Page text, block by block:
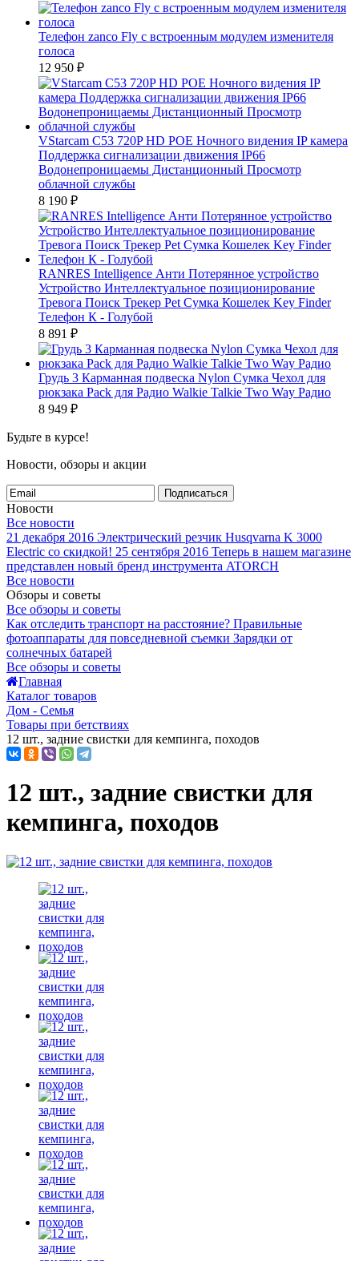
Телефон zanco Fly с встроенным модулем изменителя
голоса
12 950 ₽
VStarcam C53 720P HD POE Ночного видения IP камера
Поддержка сигнализации движения IP66
Водонепроницаемы Дистанционный Просмотр
облачной службы
8 190 ₽
RANRES Intelligence Анти Потерянное устройство
Устройство Интеллектуальное позиционирование
Тревога Поиск Трекер Pet Сумка Кошелек Key Finder
Телефон К - Голубой
8 891 ₽
Грудь 3 Карманная подвеска Nylon Сумка Чехол для
рюкзака Pack для Радио Walkie Talkie Two Way Радио
8 949 ₽
Будьте в курсе!
Новости, обзоры и акции
Подписаться
Новости
Все новости
21 декабря 2016 Электрический резчик Husqvarna K 3000
Electric со скидкой! 25 сентября 2016 Теперь в нашем магазине
представлен новый бренд инструмента ATORCH
Все новости
Обзоры и советы
Все обзоры и советы
Как отследить транспорт на расстояние? Правильные
фотоаппараты для повседневной съемки Зарядки от
солнечных батарей
Все обзоры и советы
Главная
Каталог товаров
Дом - Семья
Товары при бетствиях
12 шт., задние свистки для кемпинга, походов
12 шт., задние свистки для
кемпинга, походов